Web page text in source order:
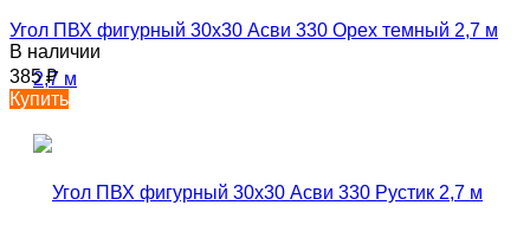
Угол ПВХ фигурный 30х30 Асви 330 Орех темный 2,7 м
В наличии
385₽
Купить